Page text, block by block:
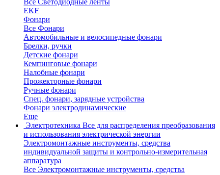
Все Светодиодные ленты
EKF
Фонари
Все Фонари
Автомобильные и велосипедные фонари
Брелки, ручки
Детские фонари
Кемпинговые фонари
Налобные фонари
Прожекторные фонари
Ручные фонари
Спец. фонари, зарядные устройства
Фонари электродинамические
Еще
Электротехника Все для распределения преобразования
и использования электрической энергии
Электромонтажные инструменты, средства
индивидуальной защиты и контрольно-измерительная
аппаратура
Все Электромонтажные инструменты, средства